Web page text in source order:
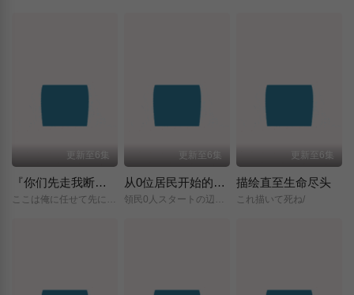
更新至6集
『你们先走我断后』，于是10年后我成为了传说
更新至6集
从0位居民开始的边境领主大人
更新至6集
描绘直至生命尽头
これ描いて死ね/